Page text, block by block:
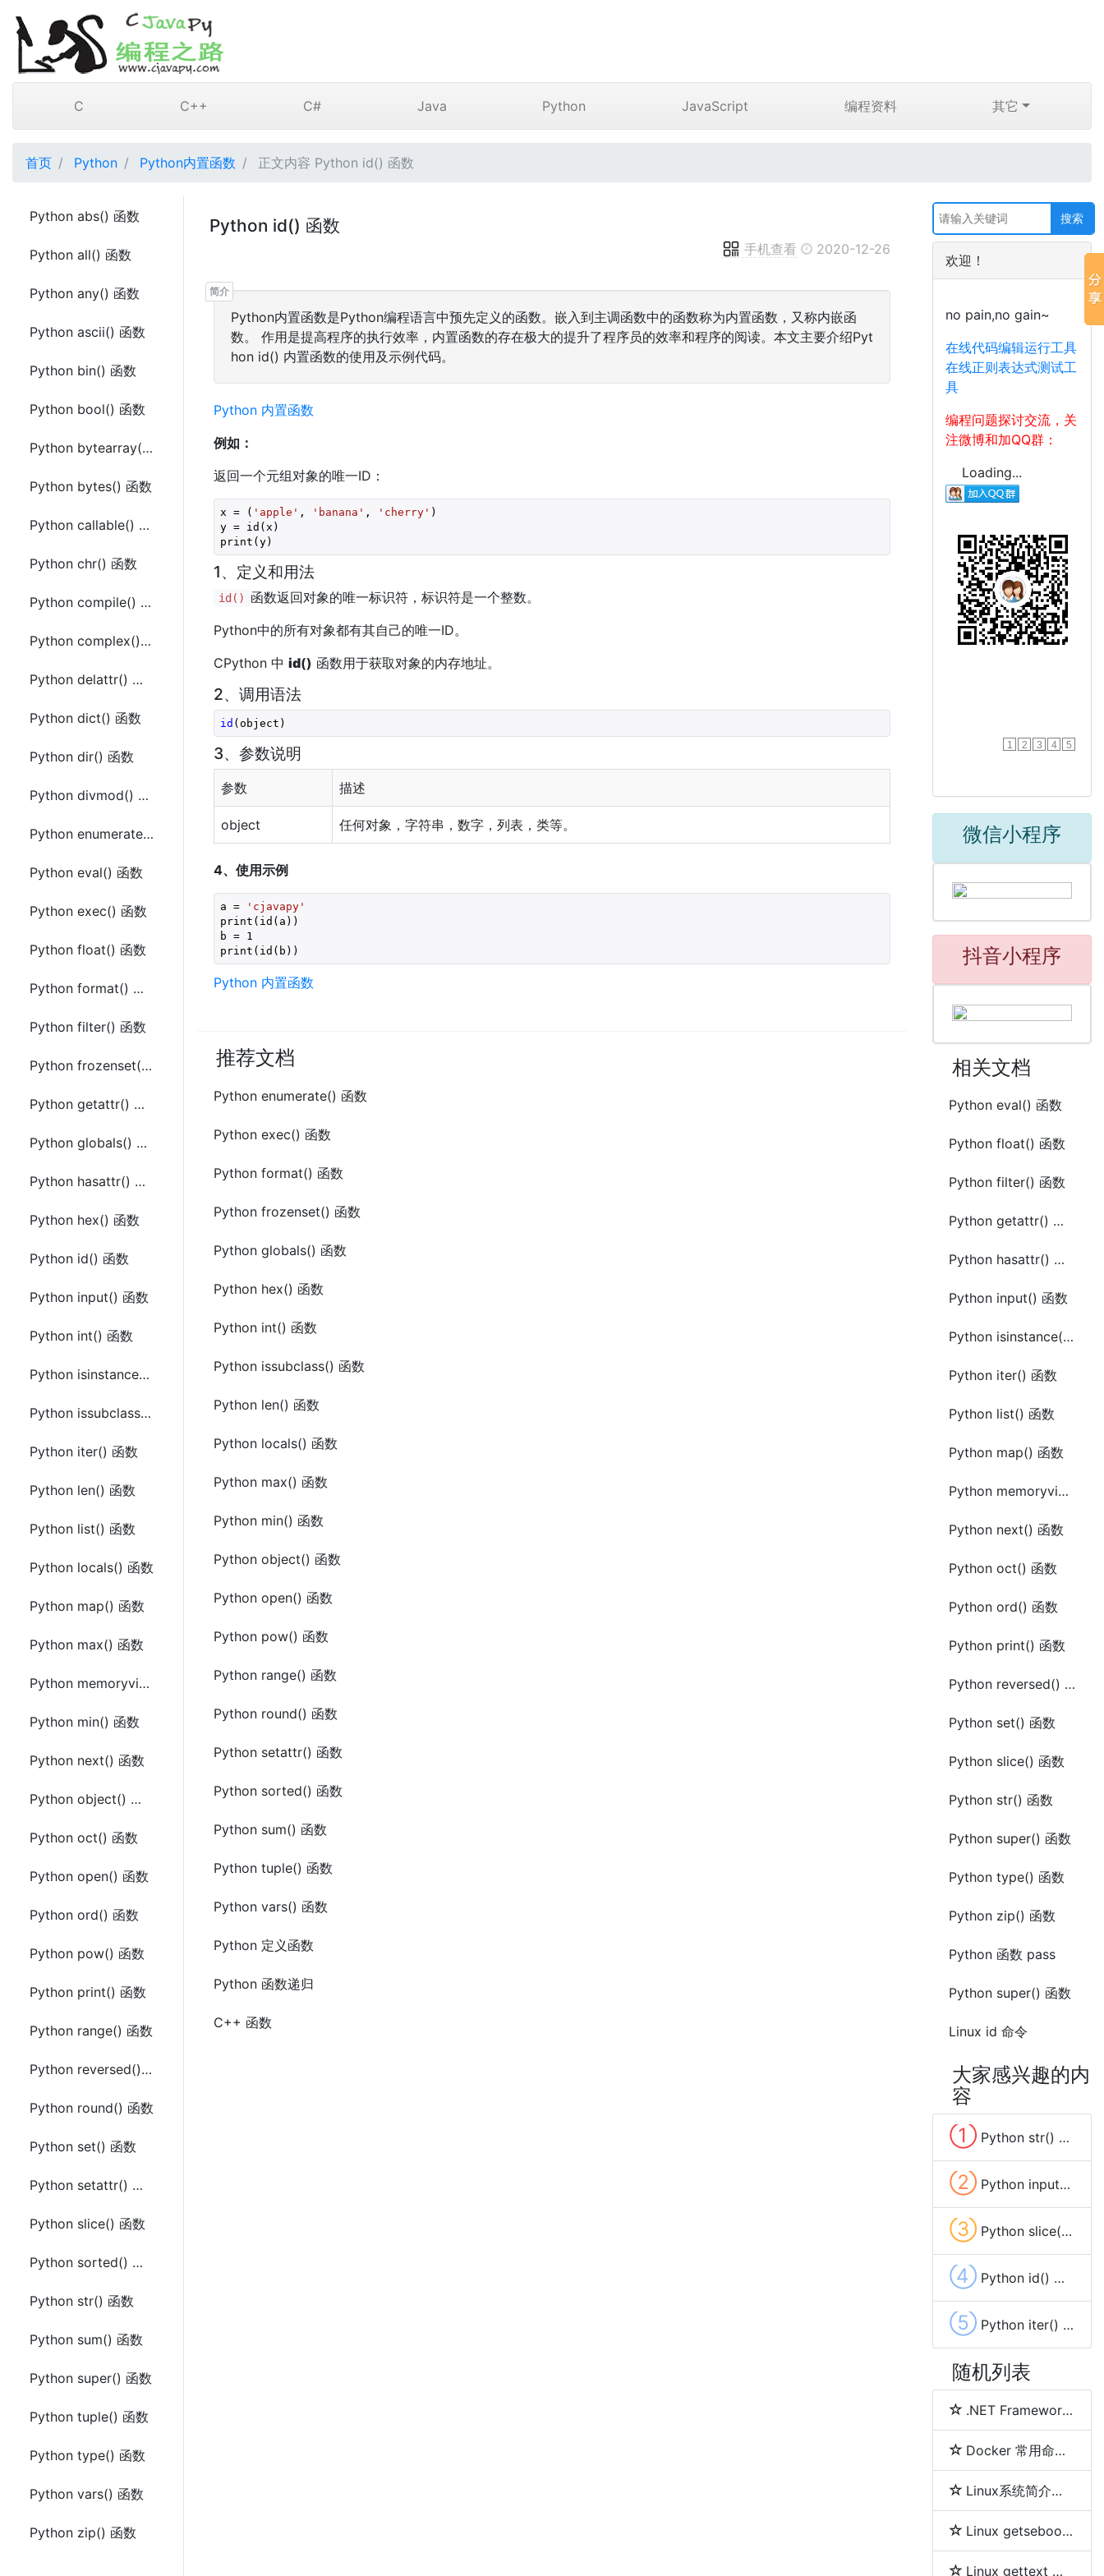
C C++ C# Java Python JavaScript 编程资料 其它
首页 Python Python内置函数 正文内容 Python id() 函数
Python abs() 函数
Python all() 函数
Python any() 函数
Python ascii() 函数
Python bin() 函数
Python bool() 函数
Python bytearray() 函数
Python bytes() 函数
Python callable() 函数
Python chr() 函数
Python compile() 函数
Python complex() 函数
Python delattr() 函数
Python dict() 函数
Python dir() 函数
Python divmod() 函数
Python enumerate() 函数
Python eval() 函数
Python exec() 函数
Python float() 函数
Python format() 函数
Python filter() 函数
Python frozenset() 函数
Python getattr() 函数
Python globals() 函数
Python hasattr() 函数
Python hex() 函数
Python id() 函数
Python input() 函数
Python int() 函数
Python isinstance() 函数
Python issubclass() 函数
Python iter() 函数
Python len() 函数
Python list() 函数
Python locals() 函数
Python map() 函数
Python max() 函数
Python memoryview() 函数
Python min() 函数
Python next() 函数
Python object() 函数
Python oct() 函数
Python open() 函数
Python ord() 函数
Python pow() 函数
Python print() 函数
Python range() 函数
Python reversed() 函数
Python round() 函数
Python set() 函数
Python setattr() 函数
Python slice() 函数
Python sorted() 函数
Python str() 函数
Python sum() 函数
Python super() 函数
Python tuple() 函数
Python type() 函数
Python vars() 函数
Python zip() 函数
Python id() 函数
手机查看 2020-12-26
Python内置函数是Python编程语言中预先定义的函数。嵌入到主调函数中的函数称为内置函数，又称内嵌函
数。 作用是提高程序的执行效率，内置函数的存在极大的提升了程序员的效率和程序的阅读。本文主要介绍Pyt
hon id() 内置函数的使用及示例代码。
Python 内置函数
例如：
返回一个元组对象的唯一ID：
x = ( 'apple' , 'banana' , 'cherry' )
y = id(x)
print(y)
1、定义和用法
id()
函数返回对象的唯一标识符，标识符是一个整数。
Python中的所有对象都有其自己的唯一ID。
CPython 中 id() 函数用于获取对象的内存地址。
2、调用语法
id (object)
3、参数说明
参数 描述
object 任何对象，字符串，数字，列表，类等。
4、使用示例
a =
'cjavapy'
print(id(a))
b = 1
print(id(b))
Python 内置函数
推荐文档
Python enumerate() 函数
Python exec() 函数
Python format() 函数
Python frozenset() 函数
Python globals() 函数
Python hex() 函数
Python int() 函数
Python issubclass() 函数
Python len() 函数
Python locals() 函数
Python max() 函数
Python min() 函数
Python object() 函数
Python open() 函数
Python pow() 函数
Python range() 函数
Python round() 函数
Python setattr() 函数
Python sorted() 函数
Python sum() 函数
Python tuple() 函数
Python vars() 函数
Python 定义函数
Python 函数递归
C++ 函数
欢迎！
no pain,no gain~
在线代码编辑运行工具
在线正则表达式测试工
具
编程问题探讨交流，关
注微博和加QQ群：
Loading...
1 2 3 4 5
微信小程序
抖音小程序
相关文档
Python eval() 函数
Python float() 函数
Python filter() 函数
Python getattr() 函数
Python hasattr() 函数
Python input() 函数
Python isinstance() 函数
Python iter() 函数
Python list() 函数
Python map() 函数
Python memoryview() 函数
Python next() 函数
Python oct() 函数
Python ord() 函数
Python print() 函数
Python reversed() 函数
Python set() 函数
Python slice() 函数
Python str() 函数
Python super() 函数
Python type() 函数
Python zip() 函数
Python 函数 pass
Python super() 函数
Linux id 命令
大家感兴趣的内
容
① Python str() 函数
② Python input() 函数
③ Python slice() 函数
④ Python id() 函数
⑤ Python iter() 函数
随机列表
.NET Framework、.NET Core、.NET 5、.NET 6和.NET 7 简介及区别
Docker 常用命令详解
Linux系统简介及各发行版之间区别
Linux getsebool 命令
Linux gettext 命令